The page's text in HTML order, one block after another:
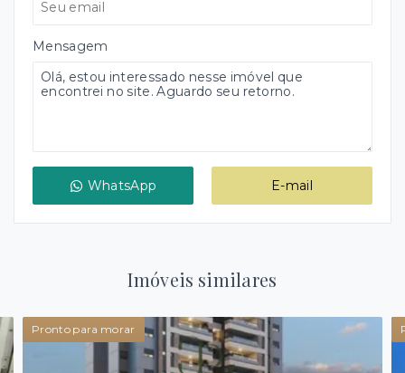
Mensagem
WhatsApp E-mail
Imóveis similares
Pronto para morar